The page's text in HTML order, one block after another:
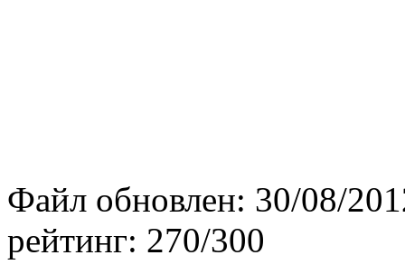
Файл обновлен: 30/08/
рейтинг: 270/300